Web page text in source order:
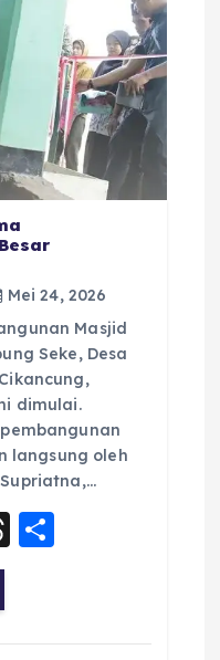
Mei 24, 2026
Masjid
Seke, Desa
dimulai.
langsung oleh
T
a re